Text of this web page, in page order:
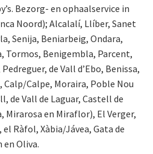
Bezorg- en ophaalservice in
Noord); Alcalalí, Llíber, Sanet
Senija, Beniarbeig, Ondara,
Tormos, Benigembla, Parcent,
de Vall d’Ebo, Benissa,
Calp/Calpe, Moraira, Poble Nou
Vall de Laguar, Castell de
Mirarosa en Miraflor), El Verger,
Ràfol, Xàbia/Jávea, Gata de
en Oliva.